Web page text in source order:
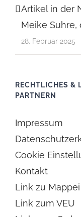
Artikel in der
Meike Suhre,
28. Februar 2025
RECHTLICHES
PARTNERN
Impressum
Cookie
Kontakt
Link zu Mappei
Link zum VEU